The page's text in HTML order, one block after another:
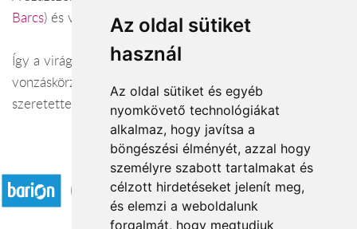
Az oldal sütiket
használ
Az oldal sütiket és egyéb
nyomkövető technológiákat
alkalmaz, hogy javítsa a
böngészési élményét, azzal hogy
személyre szabott tartalmakat és
célzott hirdetéseket jelenít meg,
és elemzi a weboldalunk
forgalmát, hogy megtudjuk
Barcs) és vonzáskörzetében.
Így a virágküldés Somogy megye városaiban és azok
vonzáskörzetében is gond nélkül megoldható. Várjuk
szeretettel webáruházunkban!
Elfogadott fizetési módok